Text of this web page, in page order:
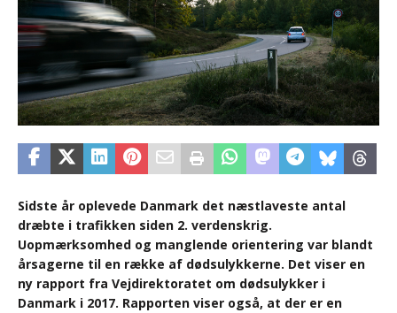
Sidste år oplevede Danmark det næstlaveste antal
dræbte i trafikken siden 2. verdenskrig.
Uopmærksomhed og manglende orientering var blandt
årsagerne til en række af dødsulykkerne. Det viser en
ny rapport fra Vejdirektoratet om dødsulykker i
Danmark i 2017. Rapporten viser også, at der er en